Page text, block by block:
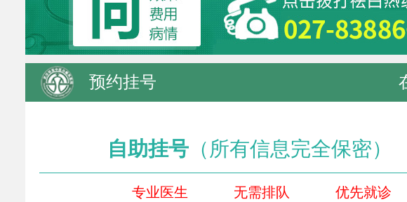
预约挂号
自助挂号 （所有信息完全保密）
专业医生 无需排队 优先就诊